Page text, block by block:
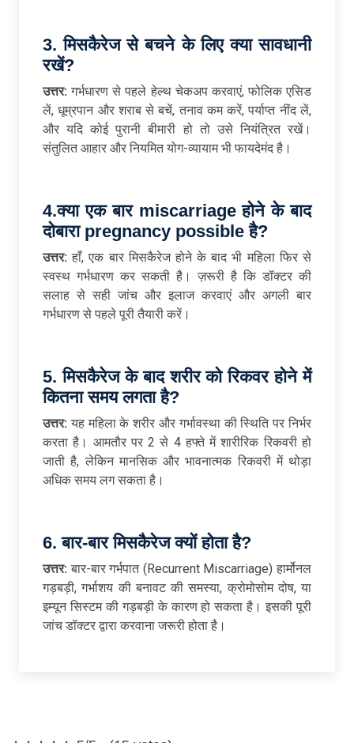
3.मिसकैरेज से बचने के लिए क्या सावधानी
रखें?
उत्तर: गर्भधारण से पहले हेल्थ चेकअप करवाएं, फोलिक एसिड
लें, धूम्रपान और शराब से बचें, तनाव कम करें, पर्याप्त नींद लें,
और यदि कोई पुरानी बीमारी हो तो उसे नियंत्रित रखें।
संतुलित आहार और नियमित योग-व्यायाम भी फायदेमंद है।
4.क्या एक बार miscarriageहोने के बाद
दोबारा pregnancy possibleहै?
उत्तर: हाँ, एक बार मिसकैरेज होने के बाद भी महिला फिर से
स्वस्थ गर्भधारण कर सकती है। ज़रूरी है कि डॉक्टर की
सलाह से सही जांच और इलाज करवाएं और अगली बार
गर्भधारण से पहले पूरी तैयारी करें।
5.मिसकैरेज के बाद शरीर को रिकवर होने में
कितना समय लगता है?
उत्तर: यह महिला के शरीर और गर्भावस्था की स्थिति पर निर्भर
करता है। आमतौर पर 2 से 4 हफ्ते में शारीरिक रिकवरी हो
जाती है, लेकिन मानसिक और भावनात्मक रिकवरी में थोड़ा
अधिक समय लग सकता है।
6.बार-बार मिसकैरेज क्यों होता है?
उत्तर: बार-बार गर्भपात (Recurrent Miscarriage) हार्मोनल
गड़बड़ी, गर्भाशय की बनावट की समस्या, क्रोमोसोम दोष, या
इम्यून सिस्टम की गड़बड़ी के कारण हो सकता है। इसकी पूरी
जांच डॉक्टर द्वारा करवाना जरूरी होता है।